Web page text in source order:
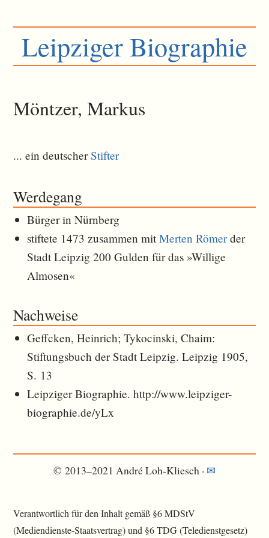
Leipziger Biographie
Möntzer, Markus
... ein deutscherStifter
Werdegang
Bürger in Nürnberg
stiftete 1473 zusammen mitMerten Römerder
Stadt Leipzig 200 Gulden für das »Willige
Almosen«
Nachweise
Geffcken, Heinrich; Tykocinski, Chaim:
Stiftungsbuch der Stadt Leipzig. Leipzig 1905,
S. 13
Leipziger Biographie. http://www.leipziger-
biographie.de/yLx
© 2013–2021 André Loh-Kliesch · ✉︎
Verantwortlich für den Inhalt gemäß §6 MDStV
(Mediendienste-Staatsvertrag) und §6 TDG (Teledienstgesetz)